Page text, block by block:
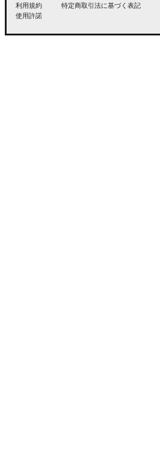
利用規約 特定商取引法に基づく表記
使用許諾